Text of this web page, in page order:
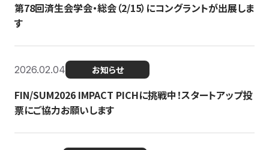
第78回済生会学会・総会（2/15）にコングラントが出展しま
す
2026.02.04 お知らせ
FIN/SUM2026 IMPACT PICHに挑戦中！スタートアップ投
票にご協力お願いします